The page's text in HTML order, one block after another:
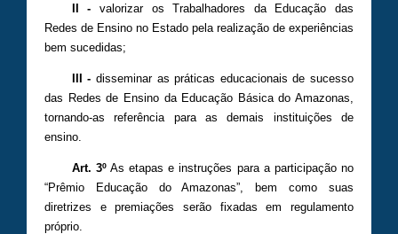
II - valorizar os Trabalhadores da Educação das
Redes de Ensino no Estado pela realização de experiências
bem sucedidas;
III - disseminar as práticas educacionais de sucesso
das Redes de Ensino da Educação Básica do Amazonas,
tornando-as referência para as demais instituições de
ensino.
Art. 3ºAs etapas e instruções para a participação no
“Prêmio Educação do Amazonas”, bem como suas
diretrizes e premiações serão fixadas em regulamento
próprio.